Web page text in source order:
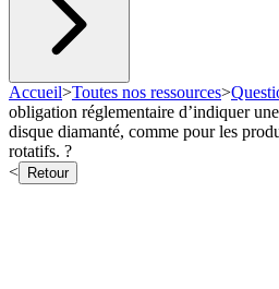
Accueil>Toutes nos ressources>
obligation réglementaire d’indiquer
disque diamanté, comme pour les
rotatifs. ?
<
Retour